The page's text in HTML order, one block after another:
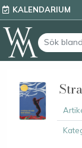
KALENDARIUM